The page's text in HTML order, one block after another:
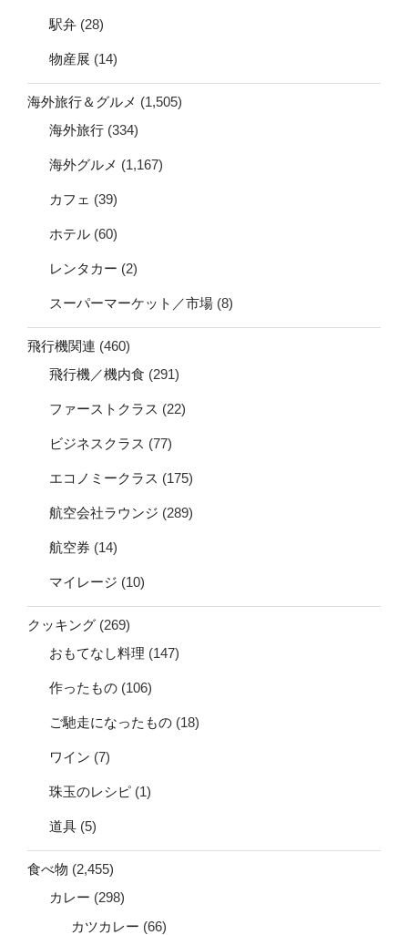
駅弁 (28)
物産展 (14)
海外旅行＆グルメ (1,505)
海外旅行 (334)
海外グルメ (1,167)
カフェ (39)
ホテル (60)
レンタカー (2)
スーパーマーケット／市場 (8)
飛行機関連 (460)
飛行機／機内食 (291)
ファーストクラス (22)
ビジネスクラス (77)
エコノミークラス (175)
航空会社ラウンジ (289)
航空券 (14)
マイレージ (10)
クッキング (269)
おもてなし料理 (147)
作ったもの (106)
ご馳走になったもの (18)
ワイン (7)
珠玉のレシピ (1)
道具 (5)
食べ物 (2,455)
カレー (298)
カツカレー (66)